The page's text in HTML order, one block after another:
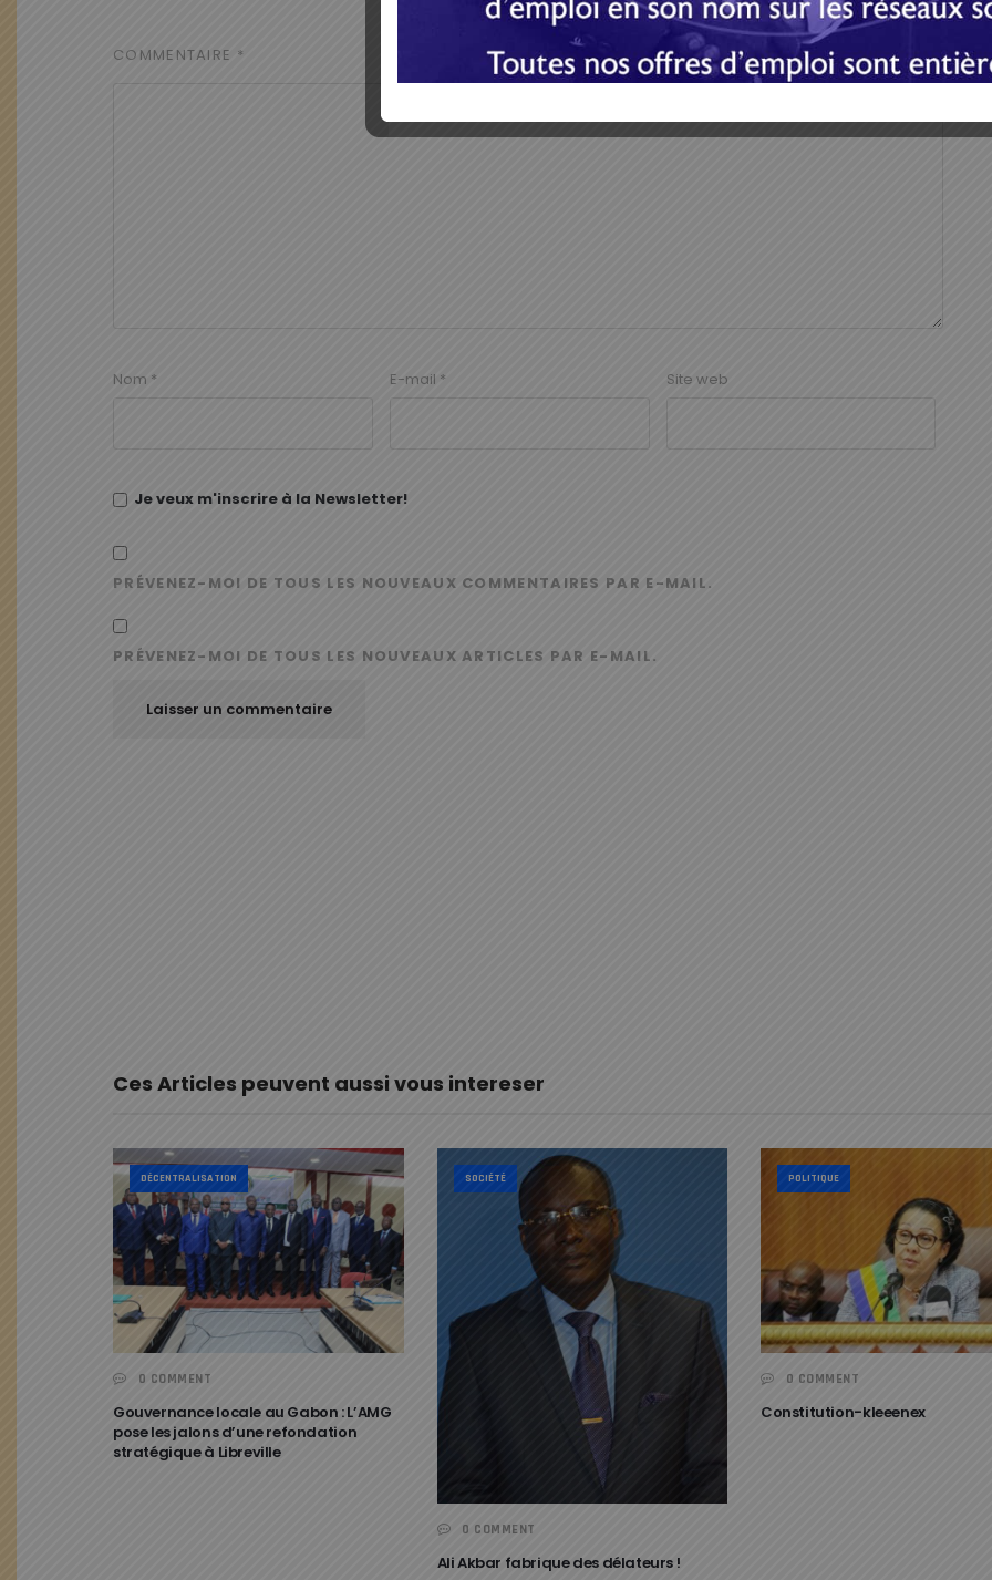
COMMENTAIRE *
Nom * E-mail * Site web
Je veux m'inscrire à la Newsletter!
PRÉVENEZ-MOI DE TOUS LES NOUVEAUX COMMENTAIRES PAR E-MAIL.
PRÉVENEZ-MOI DE TOUS LES NOUVEAUX ARTICLES PAR E-MAIL.
Ces Articles peuvent aussi vous intereser
DÉCENTRALISATION
0 COMMENT
Gouvernance locale au Gabon : L’AMG
pose les jalons d’une refondation
stratégique à Libreville
SOCIÉTÉ
0 COMMENT
Ali Akbar fabrique des délateurs !
POLITIQUE
0 COMMENT
Constitution-kleeenex